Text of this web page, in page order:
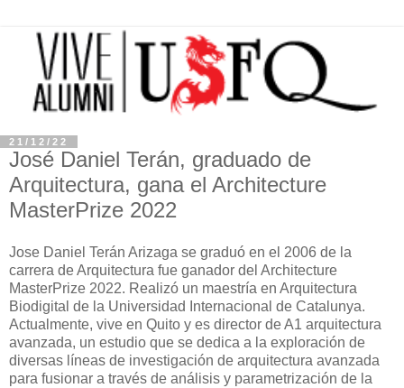
21/12/22
José Daniel Terán, graduado de
Arquitectura, gana el Architecture
MasterPrize 2022
Jose Daniel Terán Arizaga se graduó en el 2006 de la
carrera de Arquitectura fue ganador del Architecture
MasterPrize 2022. Realizó un maestría en Arquitectura
Biodigital de la Universidad Internacional de Catalunya.
Actualmente, vive en Quito y es director de A1 arquitectura
avanzada, un estudio que se dedica a la exploración de
diversas líneas de investigación de arquitectura avanzada
para fusionar a través de análisis y parametrización de la